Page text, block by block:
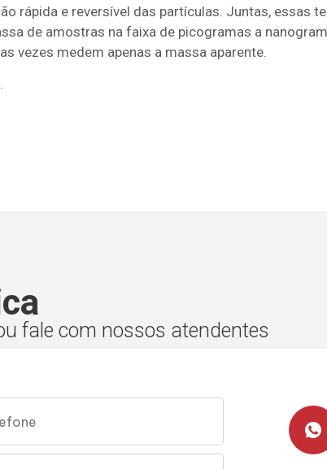
rápida e reversível das partículas. Juntas, essas
de amostras na faixa de picogramas a
vezes medem apenas a massa aparente.
fale com nossos atendentes